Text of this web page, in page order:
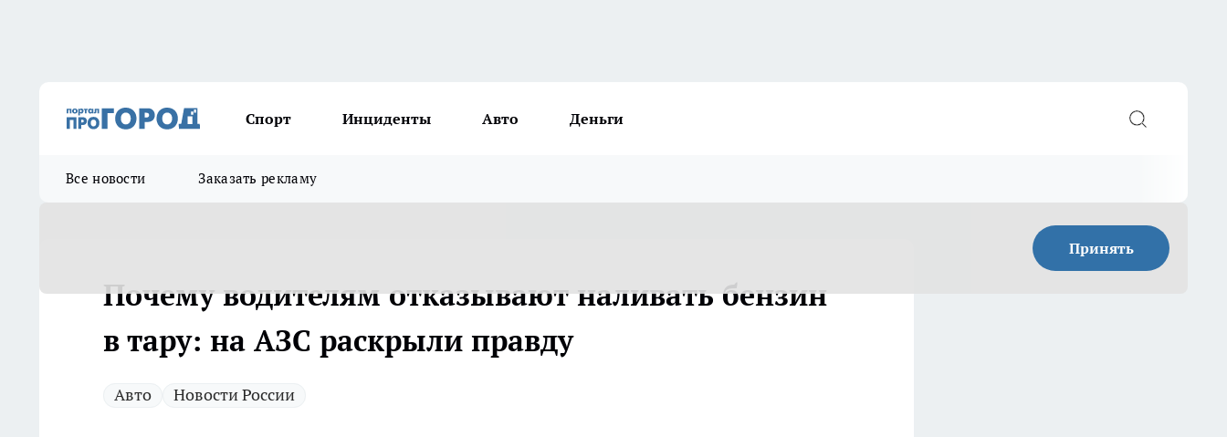
Спорт Инциденты Авто Деньги
Все новости Заказать рекламу
Принять
Почему водителям отказывают наливать бензин
в тару: на АЗС раскрыли правду
Авто Новости России